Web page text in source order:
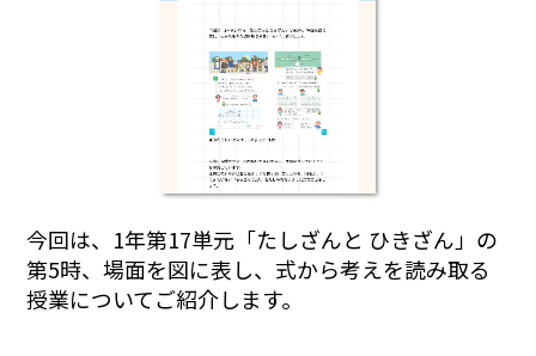
今回は、1年第17単元「たしざんと ひきざん」の
第5時、場面を図に表し、式から考えを読み取る
授業についてご紹介します。